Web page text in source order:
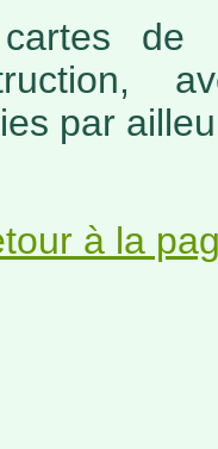
de
par
à la